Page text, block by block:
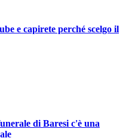
e capirete perché scelgo il
di Baresi c'è una